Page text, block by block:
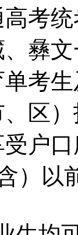
考
彝
考
区
户
）以